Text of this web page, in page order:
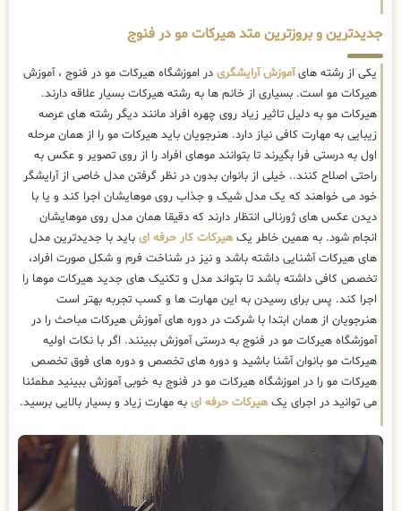
جدیدترین و بروزترین متد هیرکات مو در فنوج
یکی از رشته هایآموزش آرایشگری در اموزشگاه هیرکات مو در فنوج ، آموزش
هیرکات مو است. بسیاری از خانم ها به رشته هیرکات بسیار علاقه دارند.
هیرکات مو به دلیل تاثیر زیاد روی چهره افراد مانند دیگر رشته های عرصه
زیبایی به مهارت کافی نیاز دارد. هنرجویان باید هیرکات مو را از همان مرحله
اول به درستی فرا بگیرند تا بتوانند موهای افراد را از روی تصویر و عکس به
راحتی اصلاح کنند.. خیلی از بانوان بدون در نظر گرفتن مدل خاصی از آرایشگر
خود می خواهند که یک مدل شیک و جذاب روی موهایشان اجرا کند و یا با
دیدن عکس های ژورنالی انتظار دارند که دقیقا همان مدل روی موهایشان
انجام شود. به همین خاطر یک هیرکات کار حرفه ای باید با جدیدترین مدل
های هیرکات آشنایی داشته باشد و نیز در شناخت فرم و شکل صورت افراد،
تخصص کافی داشته باشد تا بتواند مدل و تکنیک های جدید هیرکات موها را
اجرا کند. پس برای رسیدن به این مهارت ها و کسب تجربه بهتر است
هنرجویان از همان ابتدا با شرکت در دوره های آموزش هیرکات مباحث را در
آموزشگاه هیرکات مو در فنوج به درستی آموزش ببینند. اگر با نکات اولیه
هیرکات مو بانوان آشنا باشید و دوره های تخصص و دوره های فوق تخصص
هیرکات مو را در اموزشگاه هیرکات مو در فنوج به خوبی آموزش ببینید مطمئنا
می توانید در اجرای یک هیرکات حرفه ای به مهارت زیاد و بسیار بالایی برسید.